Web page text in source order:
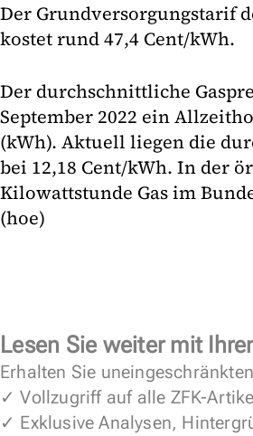
Der Grundversorgungstarif
kostet rund 47,4 Cent/kWh.
Der durchschnittliche
September 2022 ein
(kWh). Aktuell liegen die
bei 12,18 Cent/kWh. In der
Kilowattstunde Gas im
(hoe)
Lesen Sie weiter mit
Erhalten Sie
✓ Vollzugriff auf alle ZFK-
✓ Exklusive Analysen,